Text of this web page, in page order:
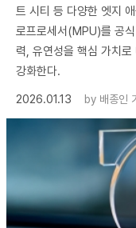
트 시티 등 다양한 엣지
로프로세서(MPU)를 공
력, 유연성을 핵심 가치
강화한다.
2026.01.13
by 배종인